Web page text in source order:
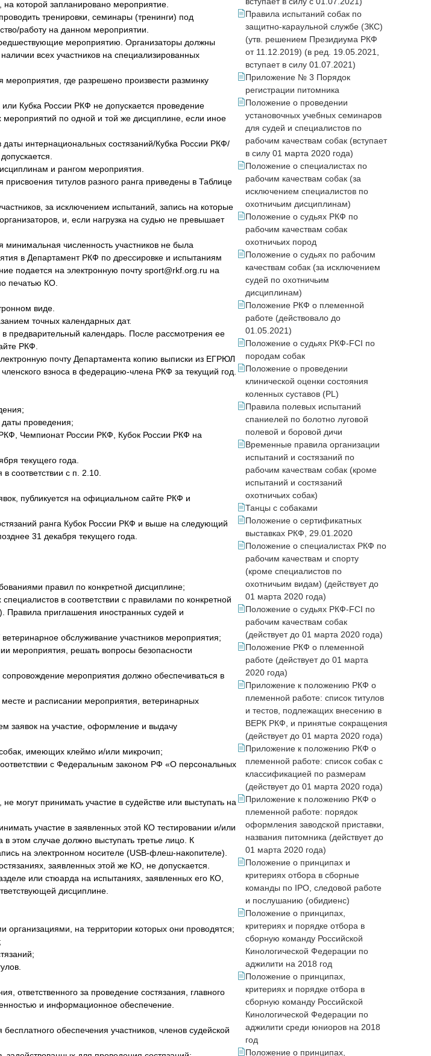
которой запланировано мероприятие.
тренировки, семинары (тренинги) под
работу на данном мероприятии.
мероприятию. Организаторы должны
всех участников на специализированных
где разрешено произвести разминку
Кубка России РКФ не допускается проведение
по одной и той же дисциплине, если иное
интернациональных состязаний/Кубка России РКФ/
и рангом мероприятия.
титулов разного ранга приведены в Таблице
за исключением испытаний, запись на которые
и, если нагрузка на судью не превышает
минимальная численность участников не была
в Департамент РКФ по дрессировке и испытаниям
подается на электронную почту sport@rkf.org.ru на
печатью КО.
виде.
точных календарных дат.
предварительный календарь. После рассмотрения ее
РКФ.
почту Департамента копию выписки из ЕГРЮЛ
взноса в федерацию-члена РКФ за текущий год.
проведения;
Чемпионат России РКФ, Кубок России РКФ на
текущего года.
соответствии с п. 2.10.
публикуется на официальном сайте РКФ и
ранга Кубок России РКФ и выше на следующий
31 декабря текущего года.
правил по конкретной дисциплине;
в соответствии с правилами по конкретной
Правила приглашения иностранных судей и
обслуживание участников мероприятия;
мероприятия, решать вопросы безопасности
мероприятия должно обеспечиваться в
и расписании мероприятия, ветеринарных
заявок на участие, оформление и выдачу
имеющих клеймо и/или микрочип;
с Федеральным законом РФ «О персональных
могут принимать участие в судействе или выступать на
участие в заявленных этой КО тестировании и/или
этом случае должно выступать третье лицо. К
на электронном носителе (USB-флеш-накопителе).
заявленных этой же КО, не допускается.
или стюарда на испытаниях, заявленных его КО,
дисциплине.
на территории которых они проводятся;
ответственного за проведение состязания, главного
и информационное обеспечение.
обеспечения участников, членов судейской
Правила испытаний собак по
защитно-караульной службе (ЗКС)
(утв. решением Президиума РКФ
от 11.12.2019) (в ред. 19.05.2021,
вступает в силу 01.07.2021)
Приложение № 3 Порядок
регистрации питомника
Положение о проведении
установочных учебных семинаров
для судей и специалистов по
рабочим качествам собак (вступает
в силу 01 марта 2020 года)
Положение о специалистах по
рабочим качествам собак (за
исключением специалистов по
охотничьим дисциплинам)
Положение о судьях РКФ по
рабочим качествам собак
охотничьих пород
Положение о судьях по рабочим
качествам собак (за исключением
судей по охотничьим
дисциплинам)
Положение РКФ о племенной
работе (действовало до
01.05.2021)
Положение о судьях РКФ-FCI по
породам собак
Положение о проведении
клинической оценки состояния
коленных суставов (PL)
Правила полевых испытаний
спаниелей по болотно луговой
полевой и боровой дичи
Временные правила организации
испытаний и состязаний по
рабочим качествам собак (кроме
испытаний и состязаний
охотничьих собак)
Танцы с собаками
Положение о сертификатных
выставках РКФ, 29.01.2020
Положение о специалистах РКФ по
рабочим качествам и спорту
(кроме специалистов по
охотничьим видам) (действует до
01 марта 2020 года)
Положение о судьях РКФ-FCI по
рабочим качествам собак
(действует до 01 марта 2020 года)
Положение РКФ о племенной
работе (действует до 01 марта
2020 года)
Приложение к положению РКФ о
племенной работе: список титулов
и тестов, подлежащих внесению в
ВЕРК РКФ, и принятые сокращения
(действует до 01 марта 2020 года)
Приложение к положению РКФ о
племенной работе: список собак с
классификацией по размерам
(действует до 01 марта 2020 года)
Приложение к положению РКФ о
племенной работе: порядок
оформления заводской приставки,
названия питомника (действует до
01 марта 2020 года)
Положение о принципах и
критериях отбора в сборные
команды по IPO, следовой работе
и послушанию (обидиенс)
Положение о принципах,
критериях и порядке отбора в
сборную команду Российской
Кинологической Федерации по
аджилити на 2018 год
Положение о принципах,
критериях и порядке отбора в
сборную команду Российской
Кинологической Федерации по
аджилити среди юниоров на 2018
год
Положение о принципах,